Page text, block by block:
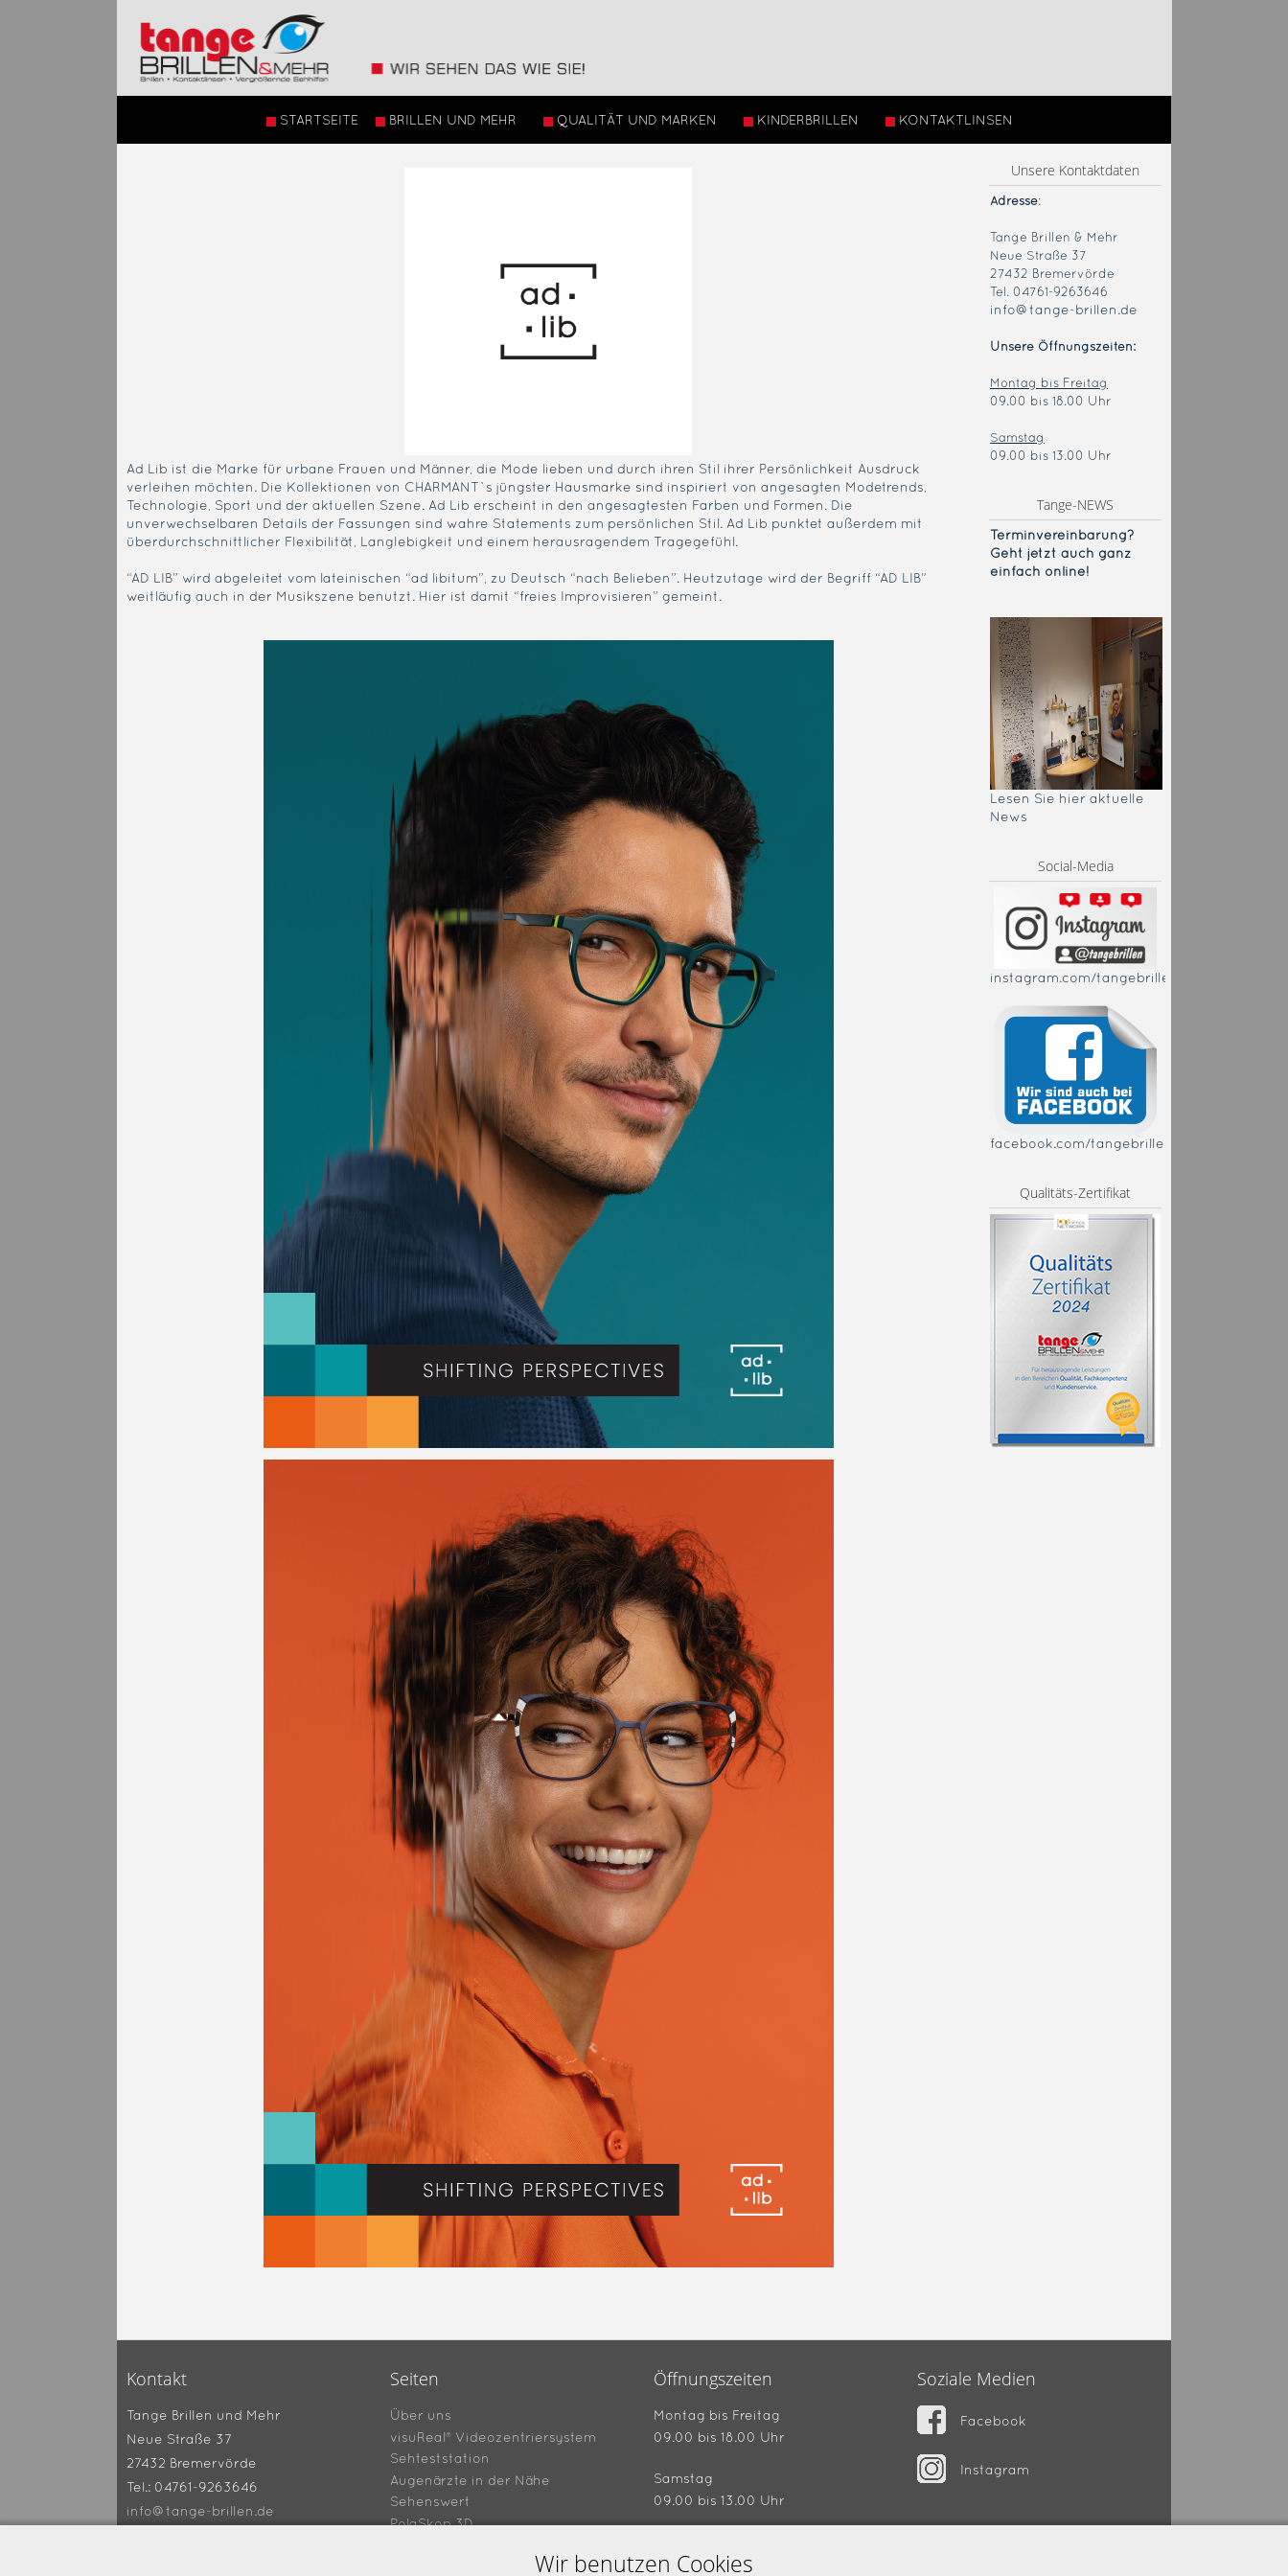
STARTSEITE BRILLEN UND MEHR QUALITÄT UND MARKEN KINDERBRILLEN KONTAKTLINSEN
Ad Lib ist die Marke für urbane Frauen und Männer, die Mode lieben und durch ihren Stil ihrer Persönlichkeit Ausdruck
verleihen möchten. Die Kollektionen von CHARMANT`s jüngster Hausmarke sind inspiriert von angesagten Modetrends,
Technologie, Sport und der aktuellen Szene. Ad Lib erscheint in den angesagtesten Farben und Formen. Die
unverwechselbaren Details der Fassungen sind wahre Statements zum persönlichen Stil. Ad Lib punktet außerdem mit
überdurchschnittlicher Flexibilität, Langlebigkeit und einem herausragendem Tragegefühl.
“AD LIB” wird abgeleitet vom lateinischen “ad libitum”, zu Deutsch “nach Belieben”. Heutzutage wird der Begriff “AD LIB”
weitläufig auch in der Musikszene benutzt. Hier ist damit “freies Improvisieren” gemeint.
Unsere Kontaktdaten
Adresse:
Tange Brillen & Mehr
Neue Straße 37
27432 Bremervörde
Tel. 04761-9263646
info@tange-brillen.de
Unsere Öffnungszeiten:
Montag bis Freitag
09.00 bis 18.00 Uhr
Samstag
09.00 bis 13.00 Uhr
Tange-NEWS
Terminvereinbarung?
Geht jetzt auch ganz
einfach online!
Lesen Sie hier aktuelle
News
Social-Media
instagram.com/tangebrillen
facebook.com/tangebrillen
Qualitäts-Zertifikat
Kontakt
Tange Brillen und Mehr
Neue Straße 37
27432 Bremervörde
Tel.: 04761-9263646
info@tange-brillen.de
Seiten
Über uns
visuReal® Videozentriersystem
Sehteststation
Augenärzte in der Nähe
Sehenswert
PolaSkop 3D
Öffnungszeiten
Montag bis Freitag
09.00 bis 18.00 Uhr
Samstag
09.00 bis 13.00 Uhr
Soziale Medien
Facebook
Instagram
Wir benutzen Cookies